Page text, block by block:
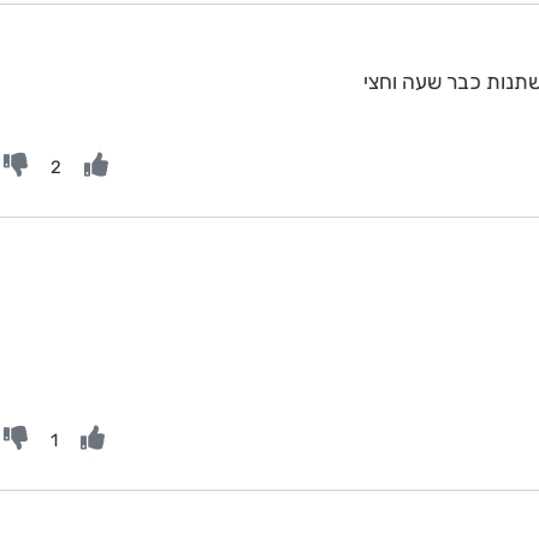
כבר שעה וחצי
2
1